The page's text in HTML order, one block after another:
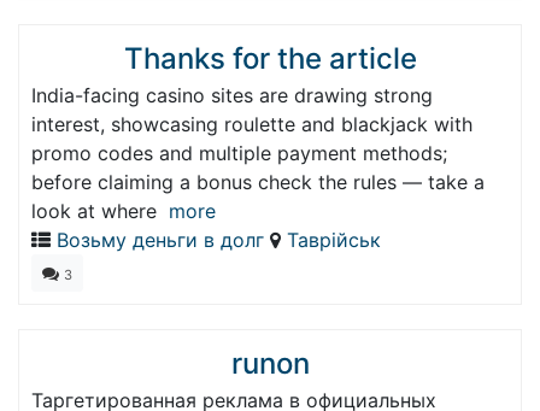
Thanks for the article
India-facing casino sites are drawing strong
interest, showcasing roulette and blackjack with
promo codes and multiple payment methods;
before claiming a bonus check the rules — take a
look at where more
Возьму деньги в долг
Таврійськ
3
runon
Таргетированная реклама в официальных